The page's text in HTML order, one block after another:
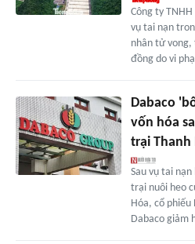
Công ty
vụ tai nạn
nhân tử
đồng do vi
Dabaco
vốn hóa
trại Thanh
Sau vụ tai
trại nuôi heo
Hóa, cổ phiếu
Dabaco giảm